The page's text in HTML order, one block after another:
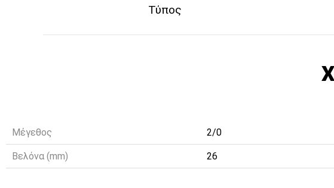
Τύπος
Μέγεθος 2/0
Βελόνα (mm) 26